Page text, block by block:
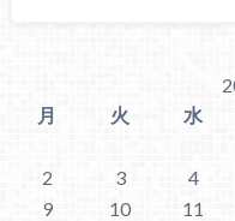
月
火 水
2
3 4
9
10 11